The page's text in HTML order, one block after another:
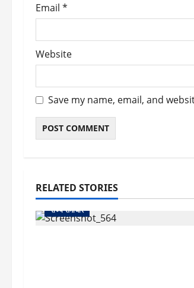
Email *
Website
Save my name, email, and
RELATED STORIES
राज्य समाचार